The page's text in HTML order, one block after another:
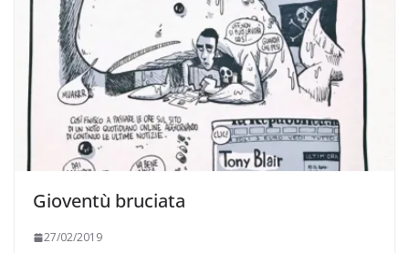
Gioventù bruciata
27/02/2019